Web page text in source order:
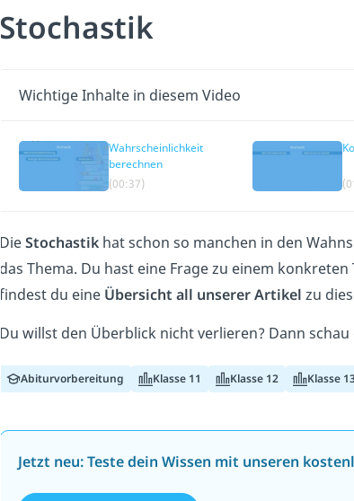
Stochastik
Wichtige Inhalte in diesem Video
Wahrscheinlichkeit
berechnen
(00:37)
DieStochastikhat schon so manchen in den
das Thema. Du hast eine Frage zu einem
findest du eine Übersicht all unserer Artikel zu
Du willst den Überblick nicht verlieren? Dann
Abiturvorbereitung Klasse 11 Klasse 12 Klasse
Jetzt neu: Teste dein Wissen mit unseren